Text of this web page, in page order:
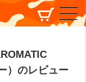
）のレビュー